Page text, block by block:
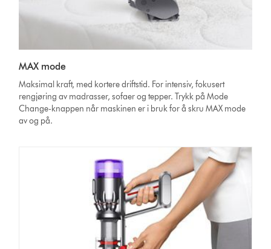
MAX mode
Maksimal kraft, med kortere driftstid. For intensiv, fokusert
rengjøring av madrasser, sofaer og tepper. Trykk på Mode
Change-knappen når maskinen er i bruk for å skru MAX mode
av og på.